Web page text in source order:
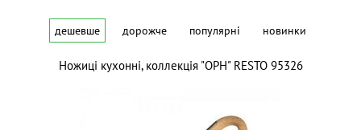
дешевше дорожче популярні новинки
Ножиці кухонні, коллекція "OPH" RESTO 95326